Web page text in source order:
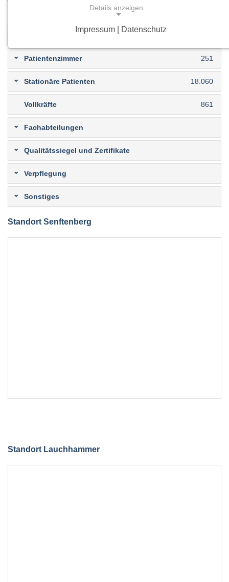
Mitarbeitern Unternehmensstrategie.
Patientenzimmer 251
Stationäre Patienten 18.060
Vollkräfte 861
Fachabteilungen
Qualitätssiegel und Zertifikate
Verpflegung
Sonstiges
Standort Senftenberg
Standort Lauchhammer
Details anzeigen
der Website erforderlich.
Einverständnis-Cookie
Name:
cookie_consent
Einverständnis-Optionen des Benutzers
Cookie Laufzeit:
1 Jahr
Impressum | Datenschutz